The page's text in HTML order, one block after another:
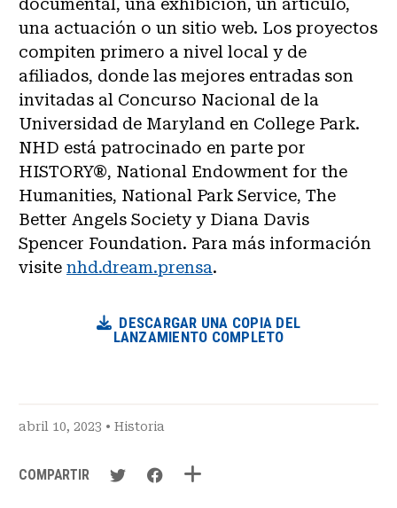
documental, una exhibición, un artículo,
una actuación o un sitio web. Los proyectos
compiten primero a nivel local y de
afiliados, donde las mejores entradas son
invitadas al Concurso Nacional de la
Universidad de Maryland en College Park.
NHD está patrocinado en parte por
HISTORY®, National Endowment for the
Humanities, National Park Service, The
Better Angels Society y Diana Davis
Spencer Foundation. Para más información
visite nhd.dream.prensa.
DESCARGAR UNA COPIA DEL
LANZAMIENTO COMPLETO
abril 10, 2023 • Historia
COMPARTIR